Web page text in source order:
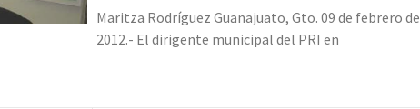
Maritza Rodríguez Guanajuato, Gto. 09 de febrero de
2012.- El dirigente municipal del PRI en